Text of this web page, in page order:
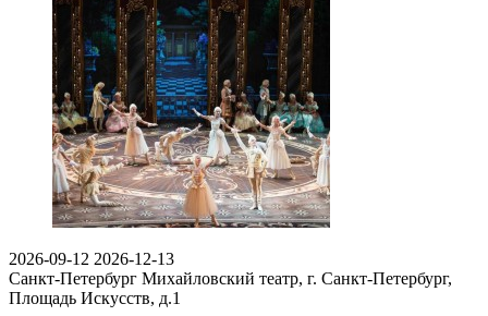
2026-09-12 2026-12-13
Санкт-Петербург Михайловский театр, г. Санкт-Петербург,
Площадь Искусств, д.1